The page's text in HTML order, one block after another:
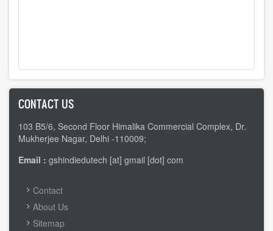
CONTACT US
103 B5/6, Second Floor Himalika Commercial Complex, Dr.
Mukherjee Nagar, Delhi -110009;
Email : gshindiedutech [at] gmail [dot] com
FOOTER
MENU
Contact
About Us
Sitemap